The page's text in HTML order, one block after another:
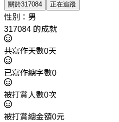
關於317084 正在追蹤
性別：男
317084 的成就
共寫作天數0天
已寫作總字數0
被打賞人數0次
被打賞總金額0元